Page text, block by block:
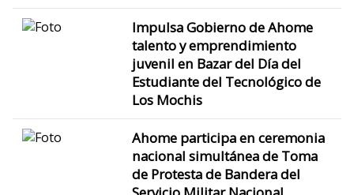
Impulsa Gobierno de Ahome
talento y emprendimiento
juvenil en Bazar del Día del
Estudiante del Tecnológico de
Los Mochis
Ahome participa en ceremonia
nacional simultánea de Toma
de Protesta de Bandera del